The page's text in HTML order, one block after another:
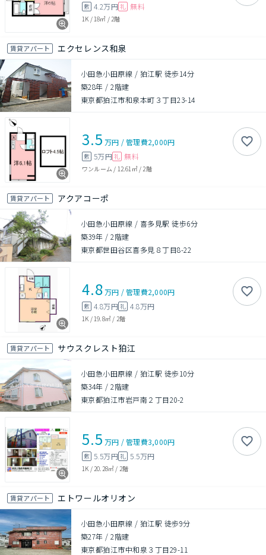
敷 4.2万円 礼 無料
1K / 18㎡ / 2階
賃貸アパート エクセレンス和泉
小田急小田原線 / 狛江駅 徒歩14分
築28年 /2階建
東京都狛江市和泉本町３丁目23-14
3.5 万円 /管理費2,000円
敷 5万円 礼 無料
ワンルーム / 12.61㎡/ 2階
賃貸アパート アクアコーポ
小田急小田原線 / 喜多見駅 徒歩6分
築39年 /2階建
東京都世田谷区喜多見８丁目8-22
4.8万円 /管理費2,000円
敷 4.8万円礼 4.8万円
1K / 19.8㎡ / 2階
賃貸アパート サウスクレスト狛江
小田急小田原線 / 狛江駅 徒歩10分
築34年 /2階建
東京都狛江市岩戸南２丁目20-2
5.5 万円 /管理費3,000円
敷 5.5万円礼 5.5万円
1K / 20.28㎡ / 2階
賃貸アパート エトワールオリオン
小田急小田原線 / 狛江駅 徒歩9分
築27年 /2階建
東京都狛江市中和泉３丁目29-11